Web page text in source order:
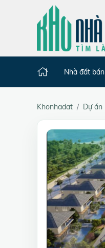
Nhà đất bán
Khonhadat Dự án